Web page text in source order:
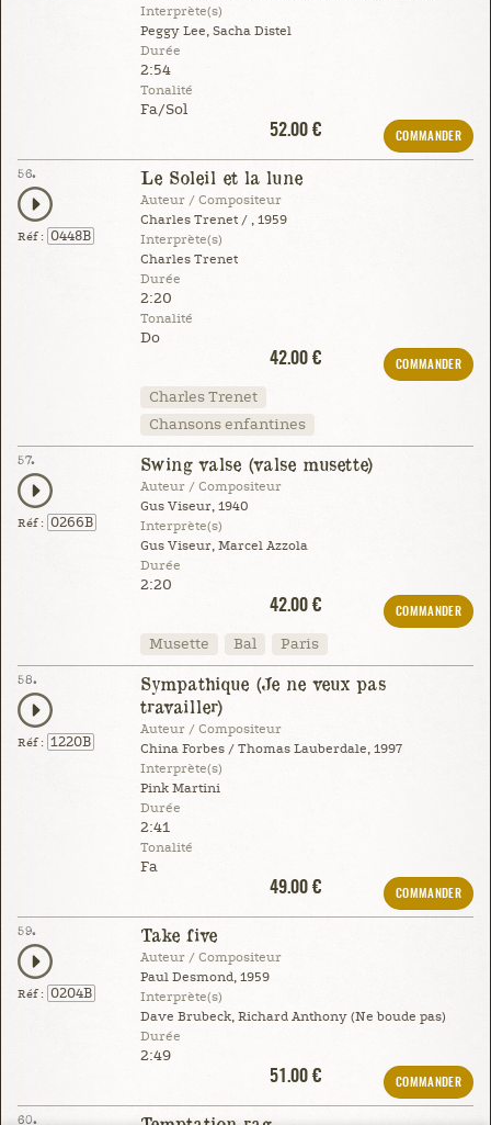
Interprète(s)
Peggy Lee, Sacha Distel
Durée
2:54
Tonalité
Fa/Sol
52.00 €
COMMANDER
56.
Réf : 0448B
Le Soleil et la lune
Auteur / Compositeur
Charles Trenet / , 1959
Interprète(s)
Charles Trenet
Durée
2:20
Tonalité
Do
42.00 €
COMMANDER
Charles Trenet
Chansons enfantines
57.
Réf : 0266B
Swing valse (valse musette)
Auteur / Compositeur
Gus Viseur, 1940
Interprète(s)
Gus Viseur, Marcel Azzola
Durée
2:20
42.00 €
COMMANDER
Musette Bal Paris
58.
Réf : 1220B
Sympathique (Je ne veux pas
travailler)
Auteur / Compositeur
China Forbes / Thomas Lauberdale, 1997
Interprète(s)
Pink Martini
Durée
2:41
Tonalité
Fa
49.00 €
COMMANDER
59.
Réf : 0204B
Take five
Auteur / Compositeur
Paul Desmond, 1959
Interprète(s)
Dave Brubeck, Richard Anthony (Ne boude pas)
Durée
2:49
51.00 €
COMMANDER
60.